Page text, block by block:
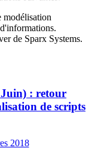
modélisation
de Sparx Systems.
: retour
de scripts